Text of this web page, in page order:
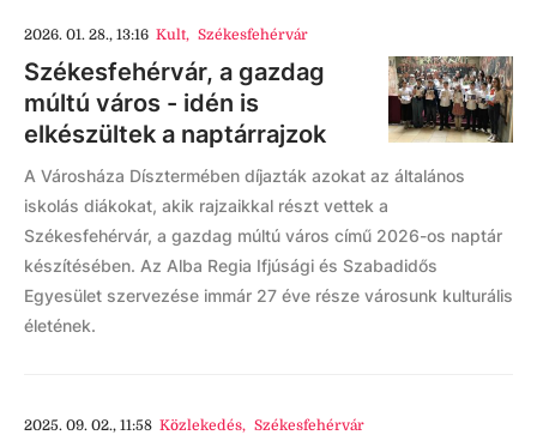
2026. 01. 28., 13:16 Kult, Székesfehérvár
Székesfehérvár, a gazdag
múltú város - idén is
elkészültek a naptárrajzok
A Városháza Dísztermében díjazták azokat az általános
iskolás diákokat, akik rajzaikkal részt vettek a
Székesfehérvár, a gazdag múltú város című 2026-os naptár
készítésében. Az Alba Regia Ifjúsági és Szabadidős
Egyesület szervezése immár 27 éve része városunk kulturális
életének.
2025. 09. 02., 11:58 Közlekedés, Székesfehérvár